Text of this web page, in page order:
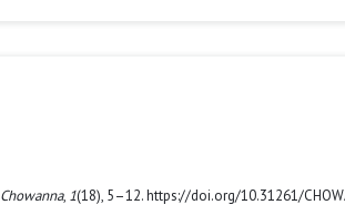
Chowanna, 1(18), 5–12. https://doi.org/10.31261/